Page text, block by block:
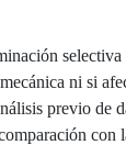
ni si
previo de
con